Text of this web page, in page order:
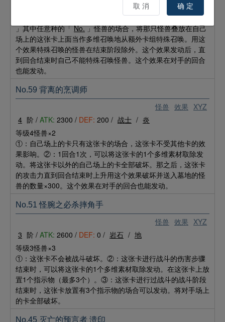
①：1回合1次，可以将这张卡的1个多维素材取除发动。自己
的额外卡组的卡由对手随机选1张。那是「No.1 」～「No.99
」其中任意种的「No. 」怪兽的场合，将那只怪兽叠放在自己
场上的这张卡上面当作多维召唤地从额外卡组特殊召唤。用这
个效果特殊召唤的怪兽在结束阶段除外。这个效果发动后，直
到回合结束时自己不能特殊召唤怪兽。这个效果在对手的回合
也能发动。
怪兽 效果 XYZ
No.59 背离的烹调师
4 阶 / ATK: 2300 / DEF: 200 / 战士 / 炎
等级4怪兽×2
①：自己场上的卡只有这张卡的场合，这张卡不受其他卡的效
果影响。②：1回合1次，可以将这张卡的1个多维素材取除发
动。将这张卡以外的自己场上的卡全部破坏。那之后，这张卡
的攻击力直到回合结束时上升用这个效果破坏并送入墓地的怪
兽的数量×300。这个效果在对手的回合也能发动。
怪兽 效果 XYZ
No.51 怪腕之必杀摔角手
3 阶 / ATK: 2600 / DEF: 0 / 岩石 / 地
等级3怪兽×3
①：这张卡不会被战斗破坏。②：这张卡进行战斗的伤害步骤
结束时，可以将这张卡的1个多维素材取除发动。在这张卡上放
置1个指示物（最多3个）。③：这张卡进行过战斗的战斗阶段
结束时，这张卡放置有3个指示物的场合可以发动。将对手场上
的卡全部破坏。
No.45 灭亡的预言者 溃印
取 消 确 定